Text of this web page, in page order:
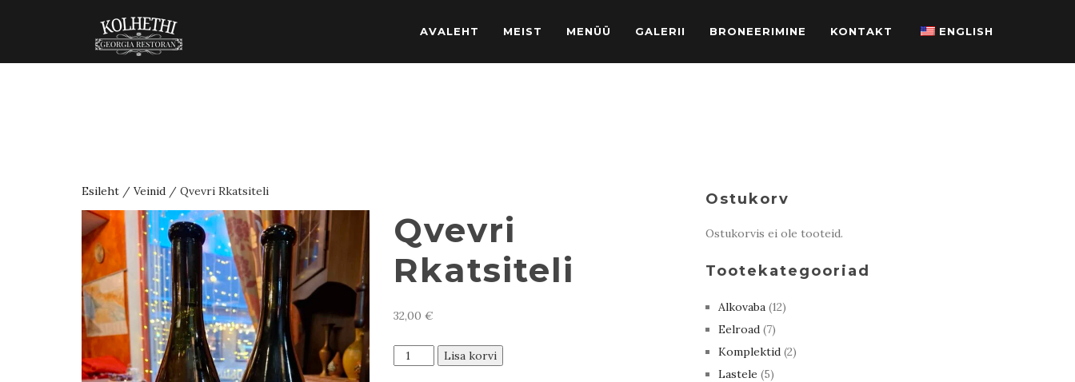
AVALEHT MEIST MENÜÜ GALERII BRONEERIMINE KONTAKT ENGLISH
Esileht / Veinid / Qvevri Rkatsiteli
Qvevri
Rkatsiteli
32,00 €
Qvevri
Rkatsiteli
Lisa korvi
Ostukorv
Ostukorvis ei ole tooteid.
Tootekategooriad
Alkovaba (12)
Eelroad (7)
Komplektid (2)
Lastele (5)